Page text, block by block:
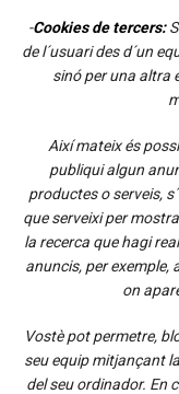
-Cookies de tercers:
de l´usuari des d´un
sinó per una altra
Així mateix és
publiqui algun
productes o serveis,
que serveixi per
la recerca que hagi
anuncis, per exemple,
on
Vostè pot permetre,
seu equip mitjançant
del seu ordinador. En